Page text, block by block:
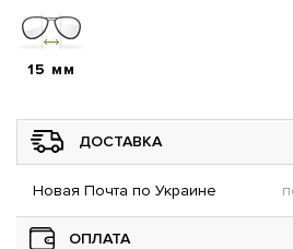
15 мм
ДОСТАВКА
Новая Почта по Украине
ОПЛАТА